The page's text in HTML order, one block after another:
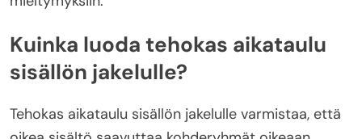
Kuinka luoda tehokas aikataulu
sisällön jakelulle?
Tehokas aikataulu sisällön jakelulle varmistaa, että